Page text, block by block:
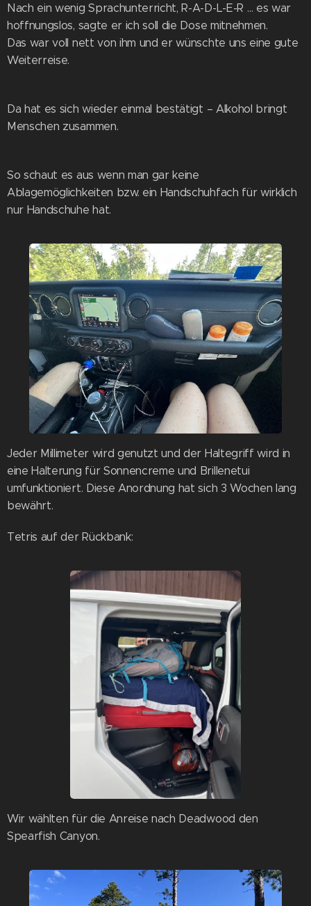
Nach ein wenig Sprachunterricht, R-A-D-L-E-R … es war
hoffnungslos, sagte er ich soll die Dose mitnehmen.
Das war voll nett von ihm und er wünschte uns eine gute
Weiterreise.
Da hat es sich wieder einmal bestätigt – Alkohol bringt
Menschen zusammen.
So schaut es aus wenn man gar keine
Ablagemöglichkeiten bzw. ein Handschuhfach für wirklich
nur Handschuhe hat.
Jeder Millimeter wird genutzt und der Haltegriff wird in
eine Halterung für Sonnencreme und Brillenetui
umfunktioniert. Diese Anordnung hat sich 3 Wochen lang
bewährt.
Tetris auf der Rückbank:
Wir wählten für die Anreise nach Deadwood den
Spearfish Canyon.